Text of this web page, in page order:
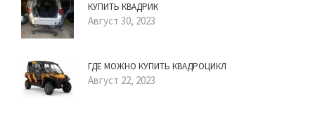
КУПИТЬ КВАДРИК
Август 30, 2023
ГДЕ МОЖНО КУПИТЬ КВАДРОЦИКЛ
Август 22, 2023